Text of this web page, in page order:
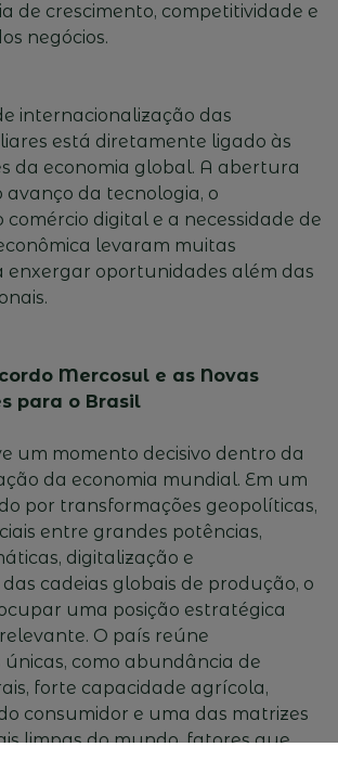
de crescimento, competitividade e
negócios.
internacionalização das
está diretamente ligado às
da economia global. A abertura
avanço da tecnologia, o
comércio digital e a necessidade de
levaram muitas
enxergar oportunidades além das
Mercosul e as Novas
para o Brasil
um momento decisivo dentro da
da economia mundial. Em um
por transformações geopolíticas,
entre grandes potências,
digitalização e
cadeias globais de produção, o
uma posição estratégica
O país reúne
como abundância de
forte capacidade agrícola,
consumidor e uma das matrizes
limpas do mundo, fatores que